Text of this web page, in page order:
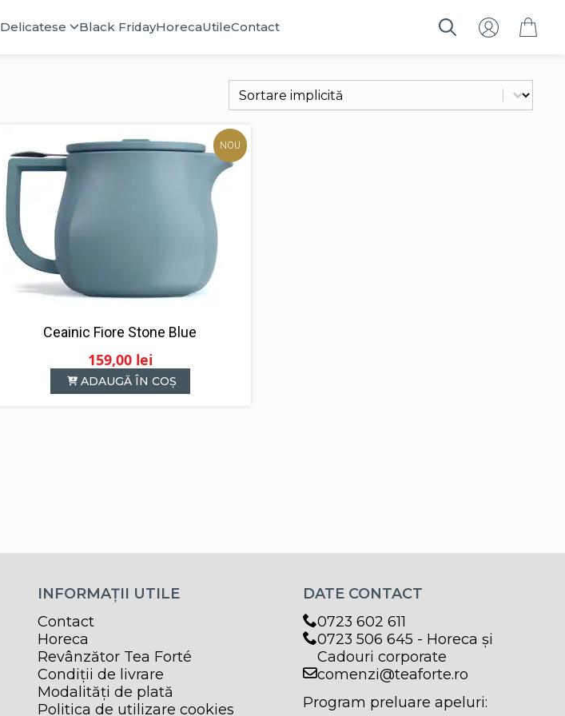
Delicatese Black FridayHorecaUtileContact
Filtrează
Sort content
NOU
Ceainic Fiore Stone Blue
159,00 lei
ADAUGĂ ÎN COȘ
INFORMAȚII UTILE
Contact
Horeca
Revânzător Tea Forté
Condiții de livrare
Modalități de plată
Politica de utilizare cookies
DATE CONTACT
0723 602 611
0723 506 645 - Horeca și
Cadouri corporate
comenzi@teaforte.ro
Program preluare apeluri: